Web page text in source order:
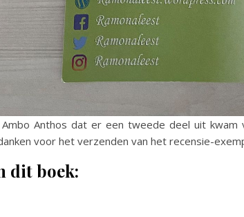
Anthos dat er een tweede deel uit kwam
voor het verzenden van het recensie-
dit boek: